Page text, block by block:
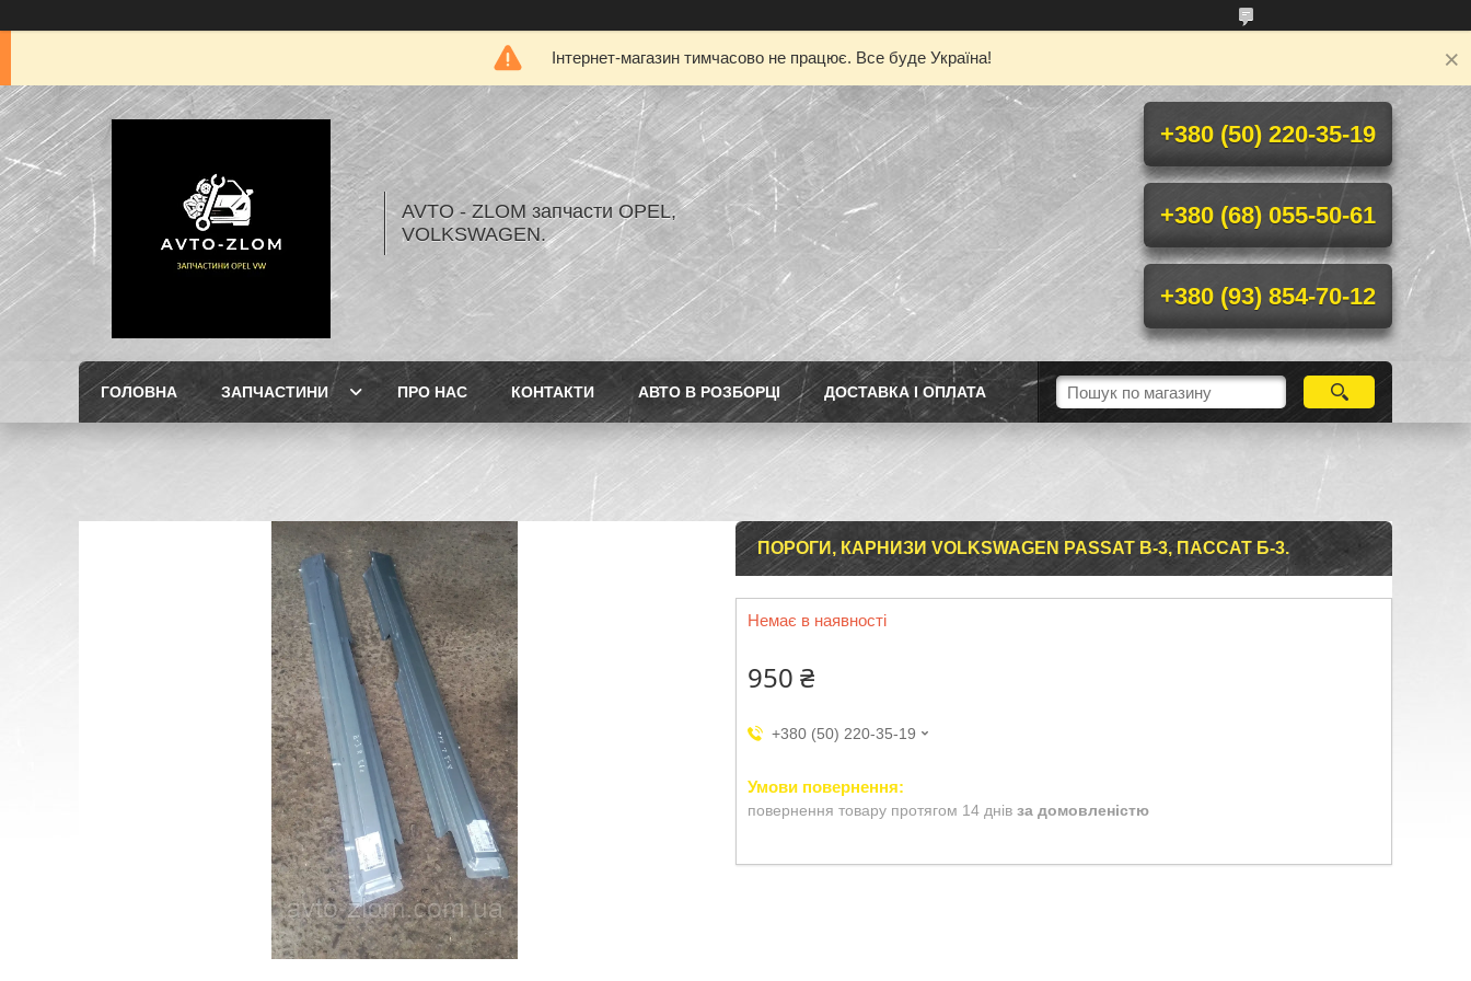
Інтернет-магазин тимчасово не працює. Все буде Україна!
AVTO - ZLOM запчасти OPEL,
VOLKSWAGEN.
+380 (50) 220-35-19
+380 (68) 055-50-61
+380 (93) 854-70-12
ГОЛОВНА ЗАПЧАСТИНИ ПРО НАС КОНТАКТИ АВТО В РОЗБОРЦІ ДОСТАВКА І ОПЛАТА
ПОРОГИ, КАРНИЗИ VOLKSWAGEN PASSAT B-3, ПАССАТ Б-3.
Немає в наявності
950 ₴
+380 (50) 220-35-19
повернення товару протягом 14 днів за домовленістю